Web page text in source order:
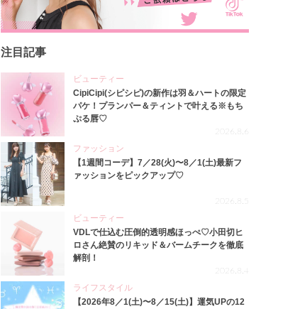
注目記事
ビューティー
CipiCipi(シピシピ)の新作は羽＆ハートの限定
パケ！プランパー＆ティントで叶える※もち
ぷる唇♡
2026.8.6
ファッション
【1週間コーデ】7／28(火)〜8／1(土)最新フ
ァッションをピックアップ♡
2026.8.5
ビューティー
VDLで仕込む圧倒的透明感ほっぺ♡小田切ヒ
ロさん絶賛のリキッド＆バームチークを徹底
解剖！
2026.8.4
ライフスタイル
【2026年8／1(土)〜8／15(土)】運気UPの12